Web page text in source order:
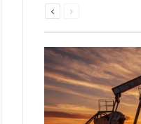
الصفحةالصفحة